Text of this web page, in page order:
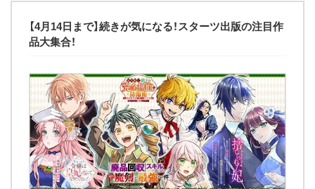
【4月14日まで】続きが気になる！スターツ出版の注目作
品大集合！